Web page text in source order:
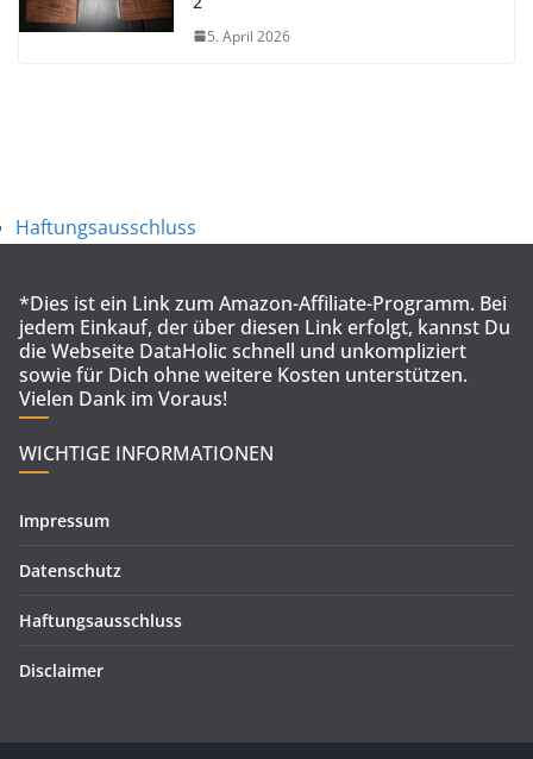
5. April 2026
Haftungsausschluss
*Dies ist ein Link zum Amazon-Affiliate-Programm. Bei
jedem Einkauf, der über diesen Link erfolgt, kannst Du
die Webseite DataHolic schnell und unkompliziert
sowie für Dich ohne weitere Kosten unterstützen.
Vielen Dank im Voraus!
WICHTIGE INFORMATIONEN
Impressum
Datenschutz
Haftungsausschluss
Disclaimer